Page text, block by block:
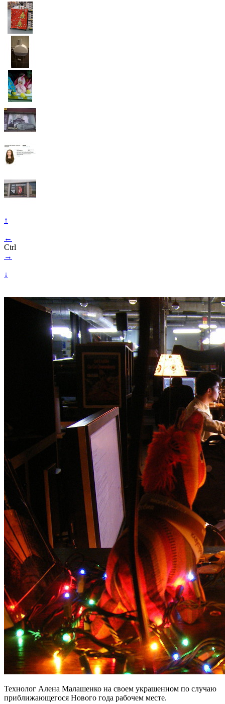
↑
←
Ctrl
→
↓
Технолог Алена Малашенко на своем украшенном по случаю
приближающегося Нового года рабочем месте.